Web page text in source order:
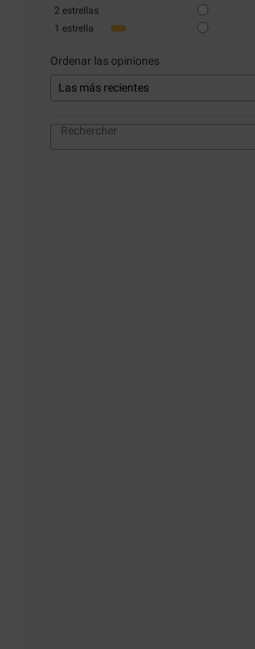
2 estrellas
1 estrella
Ordenar las opiniones